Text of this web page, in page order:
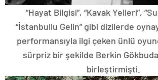
“Hayat Bilgisi”, “Kavak Yelleri”,
“İstanbullu Gelin” gibi dizilerde
performansıyla ilgi çeken ünlü
sürpriz bir şekilde Berkin
birleştirmişti.